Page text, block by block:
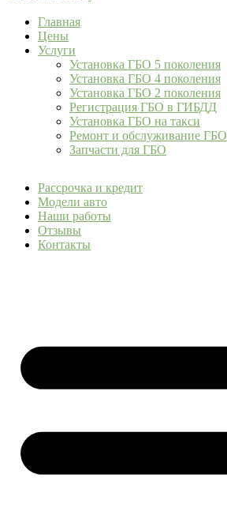
Главная
Цены
Услуги
Установка ГБО 5 поколения
Установка ГБО 4 поколения
Установка ГБО 2 поколения
Регистрация ГБО в ГИБДД
Установка ГБО на такси
Ремонт и обслуживание ГБО
Запчасти для ГБО
Рассрочка и кредит
Модели авто
Наши работы
Отзывы
Контакты